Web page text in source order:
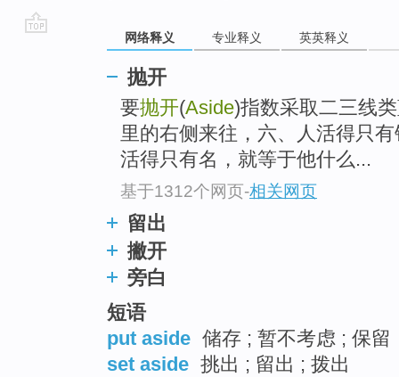
网络释义 专业释义 英英释义
抛开
要抛开(Aside)指数采取二三线
里的右侧来往，六、人活得只
活得只有名，就等于他什么...
基于1312个网页-相关网页
留出
撇开
旁白
短语
put aside 储存 ; 暂不考虑 ; 保留
set aside 挑出 ; 留出 ; 拨出